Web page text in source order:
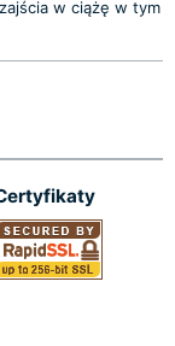
w ciążę w tym